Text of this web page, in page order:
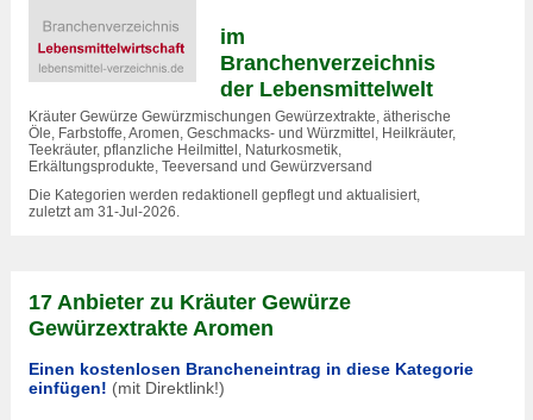
im
Branchenverzeichnis
der Lebensmittelwelt
Kräuter Gewürze Gewürzmischungen Gewürzextrakte, ätherische
Öle, Farbstoffe, Aromen, Geschmacks- und Würzmittel, Heilkräuter,
Teekräuter, pflanzliche Heilmittel, Naturkosmetik,
Erkältungsprodukte, Teeversand und Gewürzversand
Die Kategorien werden redaktionell gepflegt und aktualisiert,
zuletzt am 31-Jul-2026.
17 Anbieter zu Kräuter Gewürze
Gewürzextrakte Aromen
Einen kostenlosen Brancheneintrag in diese Kategorie
einfügen! (mit Direktlink!)